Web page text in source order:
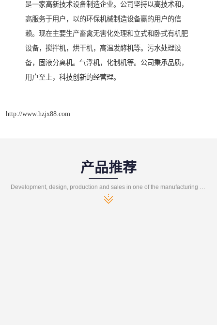
是一家高新技术设备制造企业。公司坚持以高技术和，
高服务于用户，以的环保机械制造设备赢的用户的信
赖。现在主要生产畜禽无害化处理和立式和卧式有机肥
设备，搅拌机，烘干机，高温发酵机等。污水处理设
备，固液分离机。气浮机，化制机等。公司秉承品质，
用户至上，科技创新的经营理。
http://www.hzjx88.com
产品推荐